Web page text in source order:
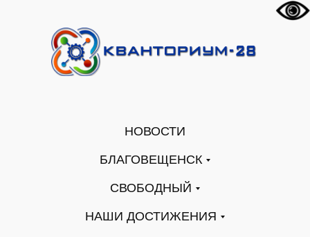
НОВОСТИ
БЛАГОВЕЩЕНСК
СВОБОДНЫЙ
НАШИ ДОСТИЖЕНИЯ